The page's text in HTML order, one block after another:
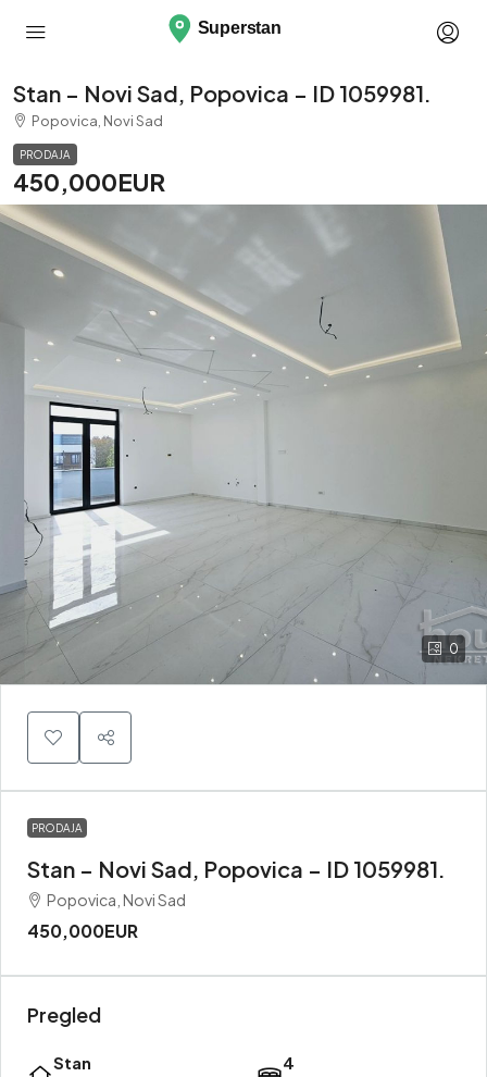
Stan – Novi Sad, Popovica – ID 1059981.
Popovica, Novi Sad
PRODAJA
450,000EUR
0
PRODAJA
Stan – Novi Sad, Popovica – ID 1059981.
Popovica, Novi Sad
450,000EUR
Pregled
Stan 4